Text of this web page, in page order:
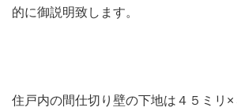
的に御説明致します。
住戸内の間仕切り壁の下地は４５ミリ